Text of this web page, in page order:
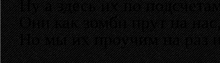
Ну а здесь их по
Они как зомби прут на
Но мы их проучим на раз